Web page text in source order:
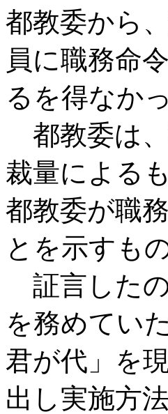
都教委から
員に職務命
るを得なか
都教委は
裁量による
都教委が職
とを示すも
証言した
を務めてい
君が代」を
出し実施方